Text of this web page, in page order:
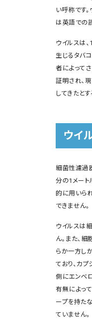
い呼称です
は英語での
ウイルスは
生じるタバ
者によって
証明され、
してきたと
ウイ
細菌性濾過
分の1メート
的に用いら
できません。
ウイルスは
ん。また、
らか一方し
ており、カ
側にエンベ
有無によっ
ープを持た
ていません。